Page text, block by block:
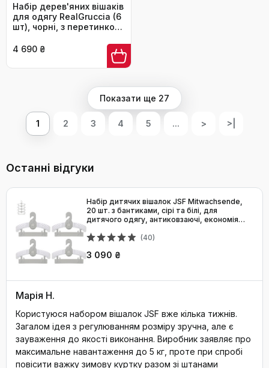
Набір дерев'яних вішаків
для одягу RealGruccia (6
шт), чорні, з перетинкою
поворотним гачком 360°,
4 690 ₴
Показати ще 27
1 2 3 4 5 ... > >|
Останні відгуки
Набір дитячих вішалок JSF Mitwachsende,
20 шт. з бантиками, сірі та білі, для
дитячого одягу, антиковзаючі, економія
(40)
3 090 ₴
Марія Н.
Користуюся набором вішалок JSF вже кілька тижнів.
Загалом ідея з регулюванням розміру зручна, але є
зауваження до якості виконання. Виробник заявляє про
максимальне навантаження до 5 кг, проте при спробі
повісити важку зимову куртку разом зі штанами